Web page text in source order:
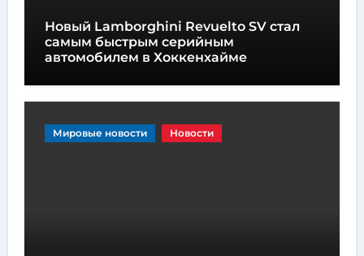
Новый Lamborghini Revuelto SV стал
самым быстрым серийным
автомобилем в Хоккенхайме
Мировые новости Новости